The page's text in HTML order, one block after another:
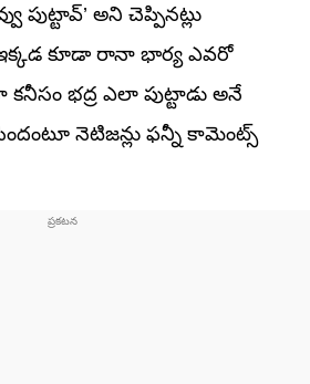
పుట్టావ్’ అని చెప్పినట్లు
కూడా రానా భార్య ఎవరో
భద్ర ఎలా పుట్టాడు అనే
నెటిజన్లు ఫన్నీ కామెంట్స్